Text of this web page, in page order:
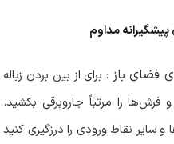
مداوم
فضای باز : برای از بین بردن زباله
فرش‌ها را مرتباً جاروبرقی بکشید.
سایر نقاط ورودی را درزگیری کنید